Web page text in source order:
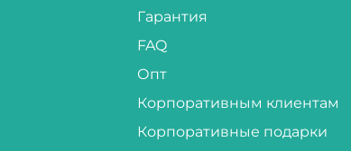
Гарантия
FAQ
Опт
Корпоративным клиентам
Корпоративные подарки